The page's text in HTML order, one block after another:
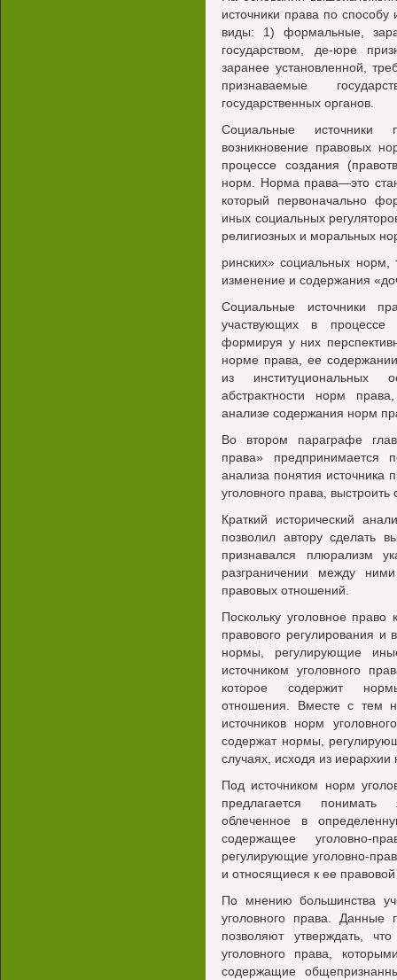
источники права по
виды: 1) формальные,
государством, де-юре
заранее установленной,
признаваемые
государственных органов.
Социальные
возникновение правовых
процессе создания
норм. Норма права—это
который первоначально
иных социальных
религиозных и моральных
ринских» социальных норм,
изменение и содержания
Социальные источники
участвующих в
формируя у них
норме права, ее
из институциональных
абстрактности норм
анализе содержания норм
Во втором параграфе
права» предпринимается
анализа понятия источника
уголовного права,
Краткий исторический
позволил автору сделать
признавался плюрализм
разграничении между
правовых отношений.
Поскольку уголовное право
правового регулирования и
нормы, регулирующие
источником уголовного
которое содержит
отношения. Вместе с тем
источников норм
содержат нормы,
случаях, исходя из
Под источником норм
предлагается понимать
облеченное в
содержащее уголовно-
регулирующие уголовно-
и относящиеся к ее
По мнению большинства
уголовного права. Данные
позволяют утверждать,
уголовного права,
содержащие